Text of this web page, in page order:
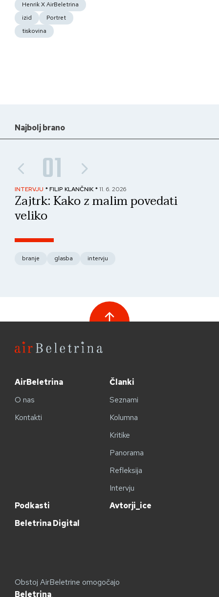
Henrik X AirBeletrina
izid
Portret
tiskovina
Najbolj brano
01
INTERVJU * FILIP KLANČNIK * 11. 6. 2026
Zajtrk: Kako z malim povedati
veliko
branje glasba intervju
AirBeletrina
O nas
Kontakti
Članki
Seznami
Kolumna
Kritike
Panorama
Refleksija
Intervju
Podkasti
Avtorji_ice
Beletrina Digital
Obstoj AirBeletrine omogočajo
Beletrina,